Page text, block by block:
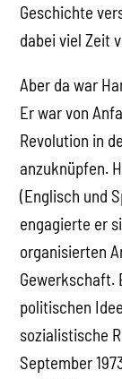
Geschichte
dabei viel Zeit
Aber da war
Er war von
Revolution in
anzuknüpfen.
(Englisch und
engagierte er
organisierten
Gewerkschaft.
politischen
sozialistische
September